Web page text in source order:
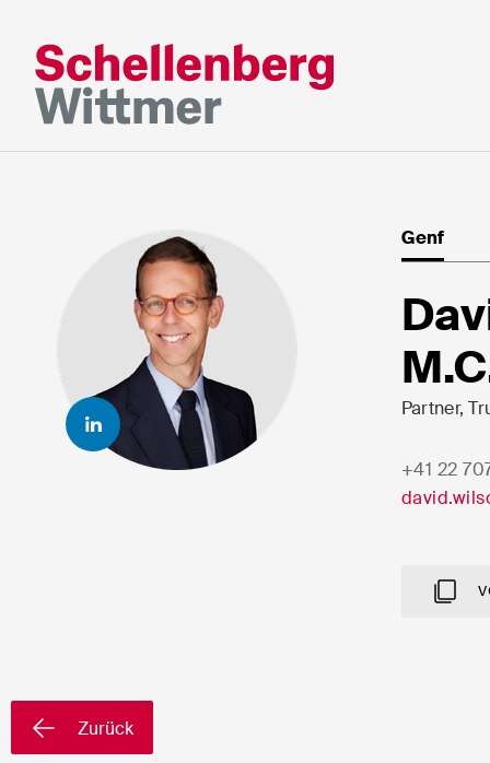
Zurück
Genf
Partner,
+41 22
Bleiben Sie
dem
* Erforderliche Felder
Frau
k.A.
Newsletters & Newsflashes